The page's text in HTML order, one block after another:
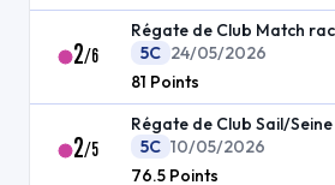
2/6
5C 24/05/2026
81 Points
2/5
Régate de Club Sail/
5C 10/05/2026
76.5 Points